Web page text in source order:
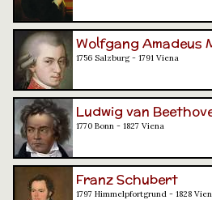
Wolfgang Amadeus
1756 Salzburg - 1791 Viena
Ludwig van
1770 Bonn - 1827 Viena
Franz Schubert
1797 Himmelpfortgrund - 1828